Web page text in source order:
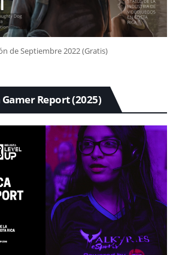
de Septiembre 2022 (Gratis)
Gamer Report (2025)